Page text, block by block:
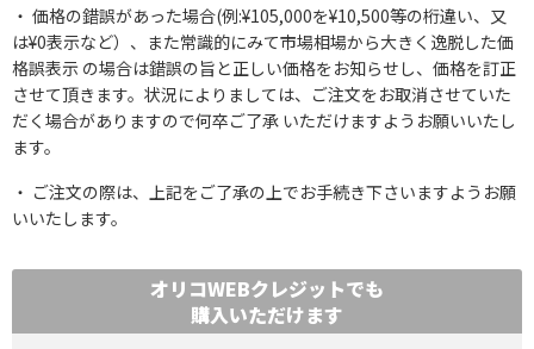
価格の錯誤があった場合(例:¥105,000を¥10,500等の桁違い、又
は¥0表示など）、また常識的にみて市場相場から大きく逸脱した価
格誤表示 の場合は錯誤の旨と正しい価格をお知らせし、価格を訂正
させて頂きます。状況によりましては、ご注文をお取消させていた
だく場合がありますので何卒ご了承 いただけますようお願いいたし
ます。
ご注文の際は、上記をご了承の上でお手続き下さいますようお願
いいたします。
オリコWEBクレジットでも
購入いただけます